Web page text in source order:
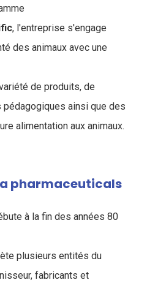
, l'entreprise s'engage
des animaux avec une
de produits, de
ainsi que des
alimentation aux animaux.
pharmaceuticals
à la fin des années 80
plusieurs entités du
fabricants et